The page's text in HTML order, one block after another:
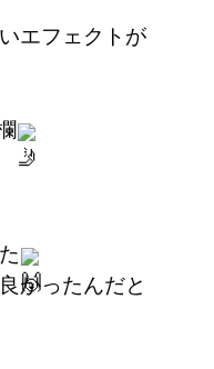
エフェクトが
かったんだと